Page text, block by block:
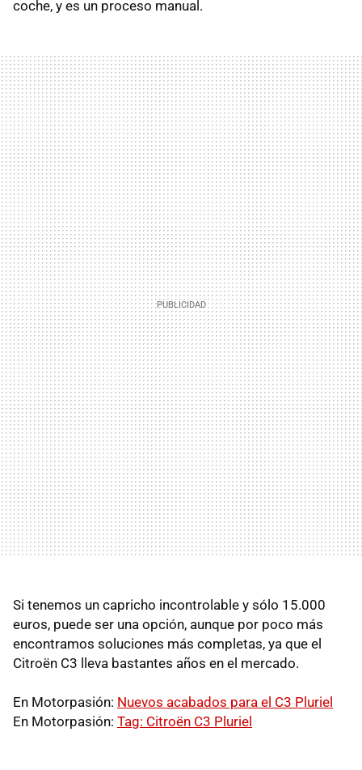
coche, y es un proceso manual.
Si tenemos un capricho incontrolable y sólo 15.000
euros, puede ser una opción, aunque por poco más
encontramos soluciones más completas, ya que el
Citroën C3 lleva bastantes años en el mercado.
En Motorpasión: Nuevos acabados para el C3 Pluriel
En Motorpasión: Tag: Citroën C3 Pluriel